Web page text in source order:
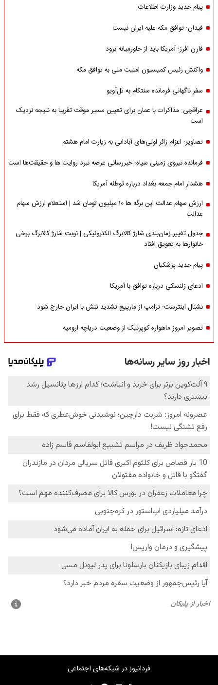
پیام جدید وزارت اطلاعات
فیدان: توافق مکه علیه ایران نیست
فارن افرز: آمریکا باید از خاورمیانه برود
واکنش رئیس کمیسیون امنیت ملی به توافق مکه
سفر ناگهانی فرمانده سنتکام به تل‌آویو
عراقچی: مذاکرات با عمان برای تعیین مسیر موقت تقریبا به نتیجه نزدیک
است
تصاویر: اعزام زائر اولی‌های آبادانی به زیارت امام هشتم
فرمانده نیروی زمینی سپاه: خبررسانی عرصه نبرد روایت ها و حقیقت‌ها است
هشدار امام جمعه بغداد درباره توطئه آمریکا
ارزش سهام عدالت این برگه ها 10 میلیون تومان شد | استعلام ارزش سهام
عدالت
جدول تغییر زمان‌بندی شارژ کالابرگ الکترونیکی | نوبت شارژ کالابرگ برخی
خانوارها به تعویق افتاد
پیام جدید پزشکیان
ادعای زلنسکی درباره توافق با آمریکا
نشنال اینترست: ترامپ از مارپیچ تشدید تنش با ایران خارج شود
تصویر امروز ماهواره کوپرنیک از وضعیت دریاچه ارومیه
فردانیوز در شبکه‌های اجتماعی